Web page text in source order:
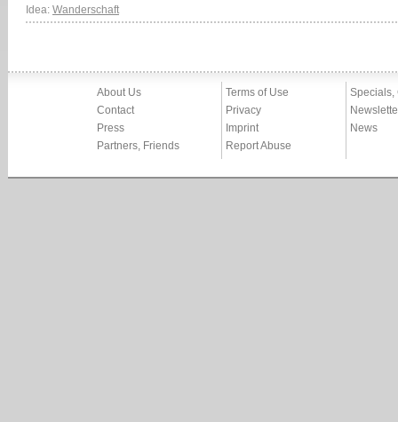
Idea: Wanderschaft
About Us
Contact
Press
Partners, Friends
Terms of Use
Privacy
Imprint
Report Abuse
Specials,
News